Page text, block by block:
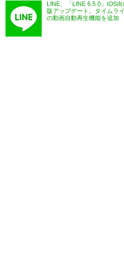
LINE、「LINE 6.5.0」iOS
版アップデート。タイムラ
の動画自動再生機能を追加